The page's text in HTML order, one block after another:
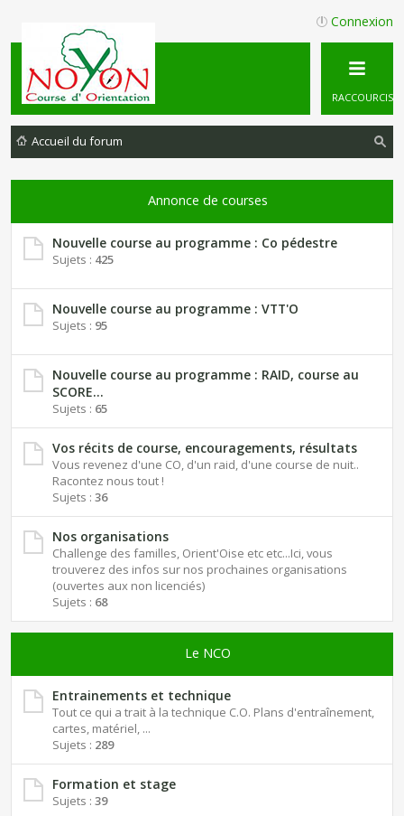
Connexion
RACCOURCIS
Accueil du forum
rc
Annonce de courses
Nouvelle course au programme : Co pédestre
Sujets : 425
Nouvelle course au programme : VTT'O
Sujets : 95
Nouvelle course au programme : RAID, course au
SCORE...
Sujets : 65
Vos récits de course, encouragements, résultats
Vous revenez d'une CO, d'un raid, d'une course de nuit..
Racontez nous tout !
Sujets : 36
Nos organisations
Challenge des familles, Orient'Oise etc etc...Ici, vous
trouverez des infos sur nos prochaines organisations
(ouvertes aux non licenciés)
Sujets : 68
Le NCO
Entrainements et technique
Tout ce qui a trait à la technique C.O. Plans d'entraînement,
cartes, matériel, ...
Sujets : 289
Formation et stage
Sujets : 39